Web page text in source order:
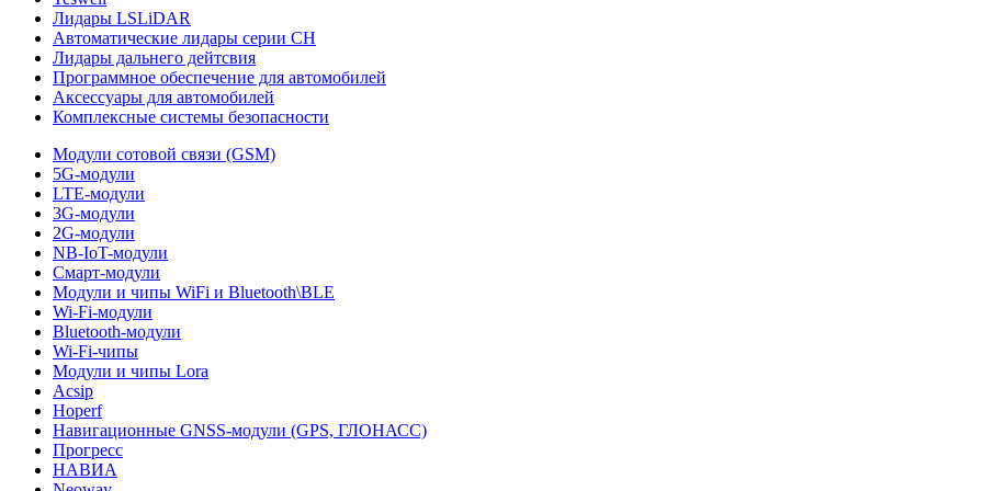
Лидары LSLiDAR
Автоматические лидары серии CH
Лидары дальнего дейтсвия
Программное обеспечение для автомобилей
Аксессуары для автомобилей
Комплексные системы безопасности
Модули сотовой связи (GSM)
5G-модули
LTE-модули
3G-модули
2G-модули
NB-IoT-модули
Смарт-модули
Модули и чипы WiFi и Bluetooth\BLE
Wi-Fi-модули
Bluetooth-модули
Wi-Fi-чипы
Модули и чипы Lora
Acsip
Hoperf
Навигационные GNSS-модули (GPS, ГЛОНАСС)
Прогресс
НАВИА